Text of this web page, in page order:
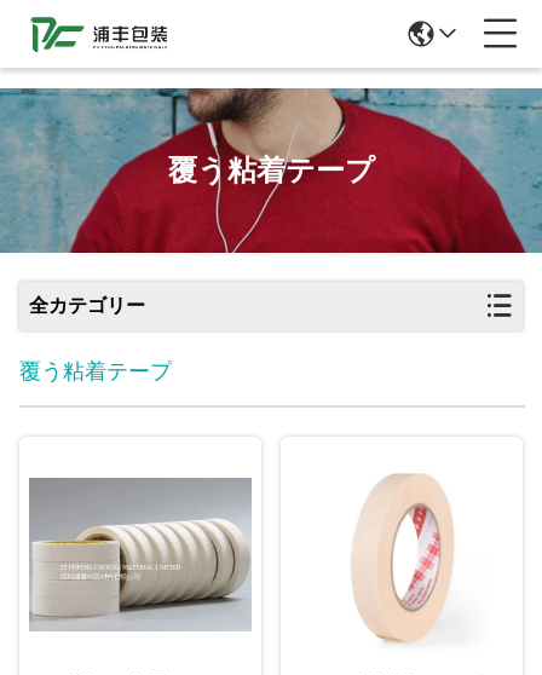
覆う粘着テープ
全カテゴリー
覆う粘着テープ